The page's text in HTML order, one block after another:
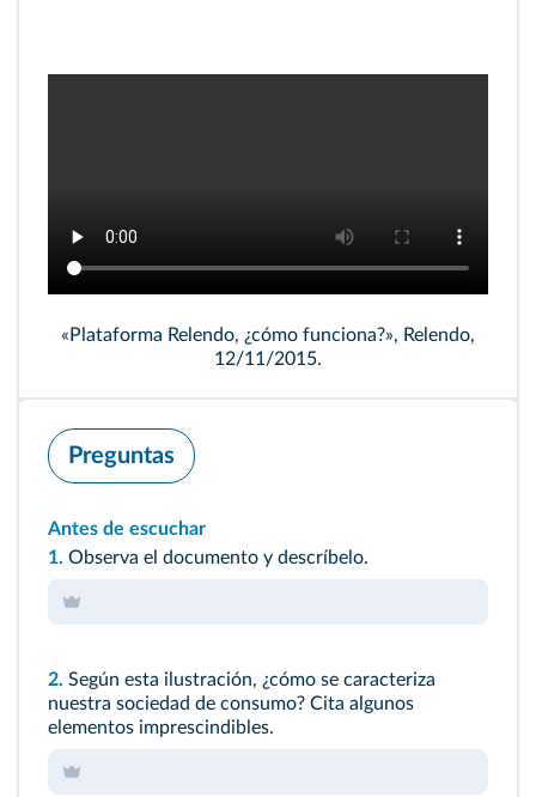
«Plataforma Relendo, ¿cómo funciona?», Relendo,
12/11/2015.
Preguntas
Antes de escuchar
1. Observa el documento y descríbelo.
2. Según esta ilustración, ¿cómo se caracteriza
nuestra sociedad de consumo? Cita algunos
elementos imprescindibles.